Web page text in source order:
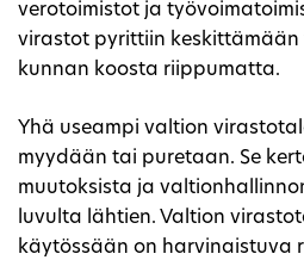
verotoimistot ja
virastot pyrittiin
kunnan koosta riippumatta.
Yhä useampi valtion
myydään tai puretaan. Se
muutoksista ja
luvulta lähtien. Valtion
käytössään on harvinaistuva